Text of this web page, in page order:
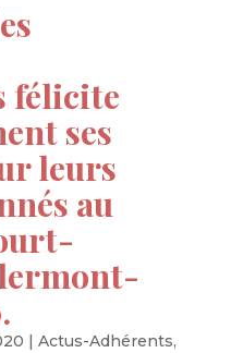
félicite
ses
leurs
au
| Actus-Adhérents,